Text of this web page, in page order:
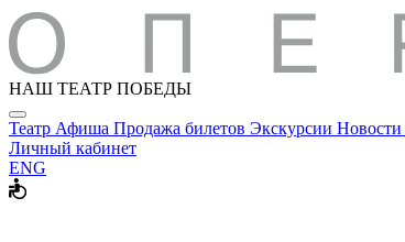
НАШ ТЕАТР ПОБЕДЫ
Театр Афиша Продажа билетов Экскурсии Новости
Личный кабинет
ENG